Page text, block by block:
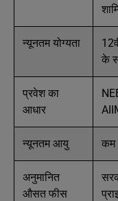
न्यूनतम योग्यता
के
प्रवेश का
आधार
न्यूनतम आयु कम
अनुमानित
औसत फीस